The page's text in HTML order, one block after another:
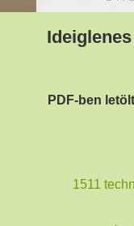
PDF-ben
1511